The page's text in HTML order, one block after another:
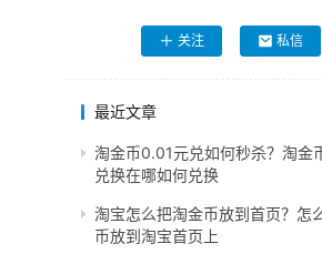
关注 私信
最近文章
淘金币0.01元兑如何秒杀？淘金
兑换在哪如何兑换
淘宝怎么把淘金币放到首页？怎
币放到淘宝首页上